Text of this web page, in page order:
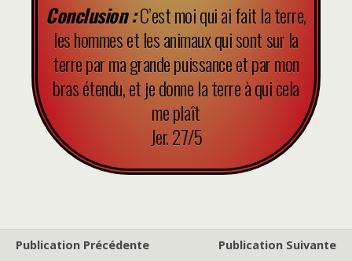
Conclusion :C’est moi qui ai fait la terre,
les hommes et les animaux qui sont sur la
terre par ma grande puissance et par mon
bras étendu, et je donne la terre à qui cela
me plaît
Jer. 27/5
Publication Précédente
Publication Suivante